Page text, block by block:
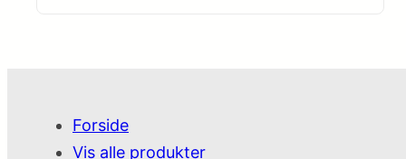
Forside
Vis alle produkter